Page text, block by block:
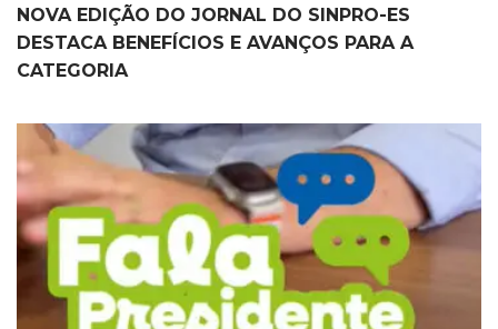
NOVA EDIÇÃO DO JORNAL DO SINPRO-ES
DESTACA BENEFÍCIOS E AVANÇOS PARA A
CATEGORIA